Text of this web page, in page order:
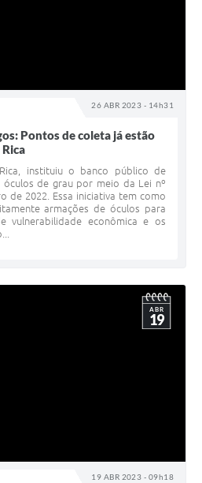
26 ABR 2023 - 14h31
Pontos de coleta já estão
instituiu o banco público de
de grau por meio da Lei nº
de 2022. Essa iniciativa tem como
armações de óculos para
vulnerabilidade econômica e os
19 ABR 2023 - 09h18
ABR
19